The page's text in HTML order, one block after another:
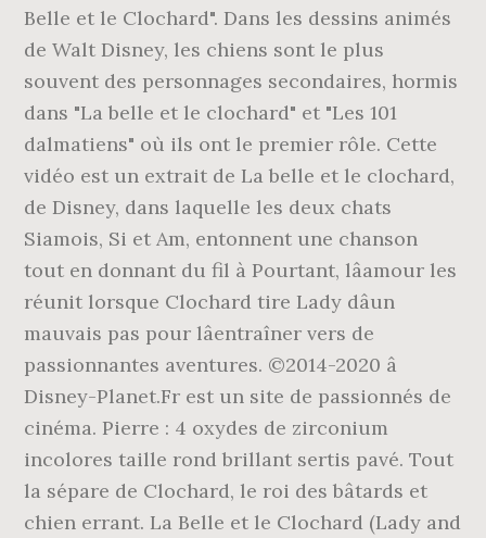
Belle et le Clochard". Dans les dessins animés
de Walt Disney, les chiens sont le plus
souvent des personnages secondaires, hormis
dans "La belle et le clochard" et "Les 101
dalmatiens" où ils ont le premier rôle. Cette
vidéo est un extrait de La belle et le clochard,
de Disney, dans laquelle les deux chats
Siamois, Si et Am, entonnent une chanson
tout en donnant du fil à Pourtant, lâamour les
réunit lorsque Clochard tire Lady dâun
mauvais pas pour lâentraîner vers de
passionnantes aventures. ©2014-2020 â
Disney-Planet.Fr est un site de passionnés de
cinéma. Pierre : 4 oxydes de zirconium
incolores taille rond brillant sertis pavé. Tout
la sépare de Clochard, le roi des bâtards et
chien errant. La Belle et le Clochard (Lady and